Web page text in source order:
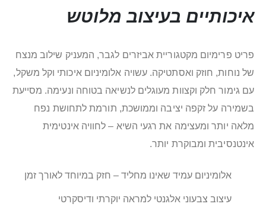
איכותיים בעיצוב מלוטש
פריט פרימיום מקטגוריית אביזרים לגבר, המעניק שילוב מנצח
של נוחות, חוזק ואסתטיקה. עשויה אלומיניום איכותי וקל משקל,
עם גימור חלק וקצוות מעוגלים לנשיאה בטוחה ונעימה. מסייעת
בשמירה על זקפה יציבה וממושכת, תורמת לתחושת נפח
מלאה יותר ומעצימה את רגעי השיא – לחוויה אינטימית
אינטנסיבית ומבוקרת יותר.
אלומיניום עמיד שאינו מחליד – חזק במיוחד לאורך זמן
עיצוב צבעוני אלגנטי למראה יוקרתי ודיסקרטי